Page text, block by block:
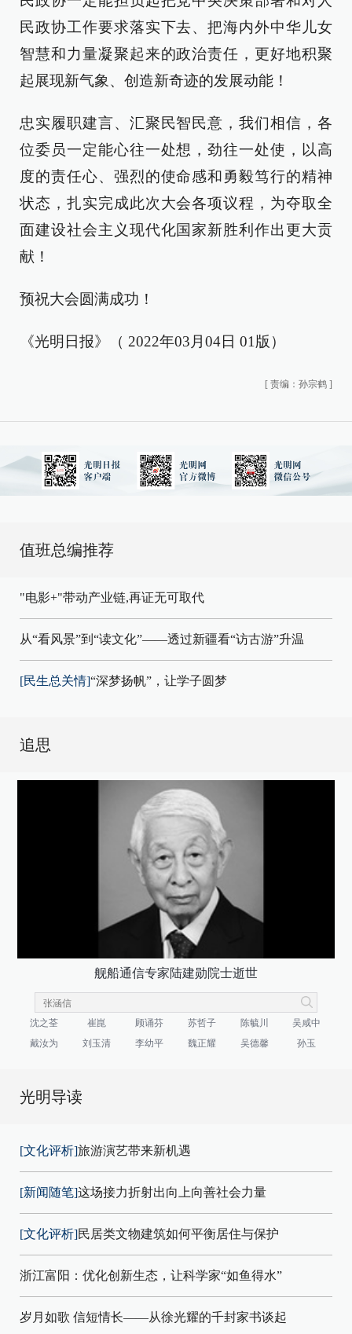
民政协工作要求落实下去、把海内外中华儿女
智慧和力量凝聚起来的政治责任，更好地积聚
起展现新气象、创造新奇迹的发展动能！
忠实履职建言、汇聚民智民意，我们相信，各
位委员一定能心往一处想，劲往一处使，以高
度的责任心、强烈的使命感和勇毅笃行的精神
状态，扎实完成此次大会各项议程，为夺取全
面建设社会主义现代化国家新胜利作出更大贡
献！
预祝大会圆满成功！
《光明日报》（ 2022年03月04日 01版）
[ 责编：孙宗鹤 ]
值班总编推荐
"电影+"带动产业链,再证无可取代
从“看风景”到“读文化”——透过新疆看“访古游”升温
[民生总关情]“深梦扬帆”，让学子圆梦
追思
舰船通信专家陆建勋院士逝世
沈之荃 崔崑 顾诵芬 苏哲子 陈毓川
吴咸中
戴汝为
刘玉清 李幼平 魏正耀 吴德馨 孙玉
光明导读
[文化评析]旅游演艺带来新机遇
[新闻随笔]这场接力折射出向上向善社会力量
[文化评析]民居类文物建筑如何平衡居住与保护
浙江富阳：优化创新生态，让科学家“如鱼得水”
岁月如歌 信短情长——从徐光耀的千封家书谈起